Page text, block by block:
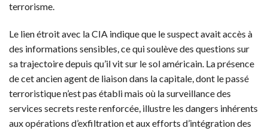
terrorisme.
Le lien étroit avec la CIA indique que le suspect avait accès à
des informations sensibles, ce qui soulève des questions sur
sa trajectoire depuis qu’il vit sur le sol américain. La présence
de cet ancien agent de liaison dans la capitale, dont le passé
terroristique n’est pas établi mais où la surveillance des
services secrets reste renforcée, illustre les dangers inhérents
aux opérations d’exfiltration et aux efforts d’intégration des